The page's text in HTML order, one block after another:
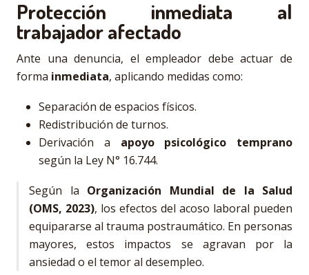
Protección inmediata al
trabajador afectado
Ante una denuncia, el empleador debe actuar de
forma inmediata, aplicando medidas como:
Separación de espacios físicos.
Redistribución de turnos.
Derivación a apoyo psicológico temprano
según la Ley N° 16.744.
Según la Organización Mundial de la Salud
(OMS, 2023), los efectos del acoso laboral pueden
equipararse al trauma postraumático. En personas
mayores, estos impactos se agravan por la
ansiedad o el temor al desempleo.